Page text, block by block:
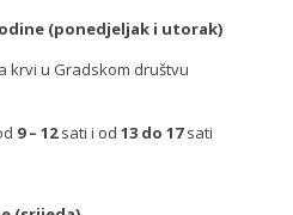
(ponedjeljak i utorak)
krvi u Gradskom društvu
9 – 12sati i od 13 do 17sati